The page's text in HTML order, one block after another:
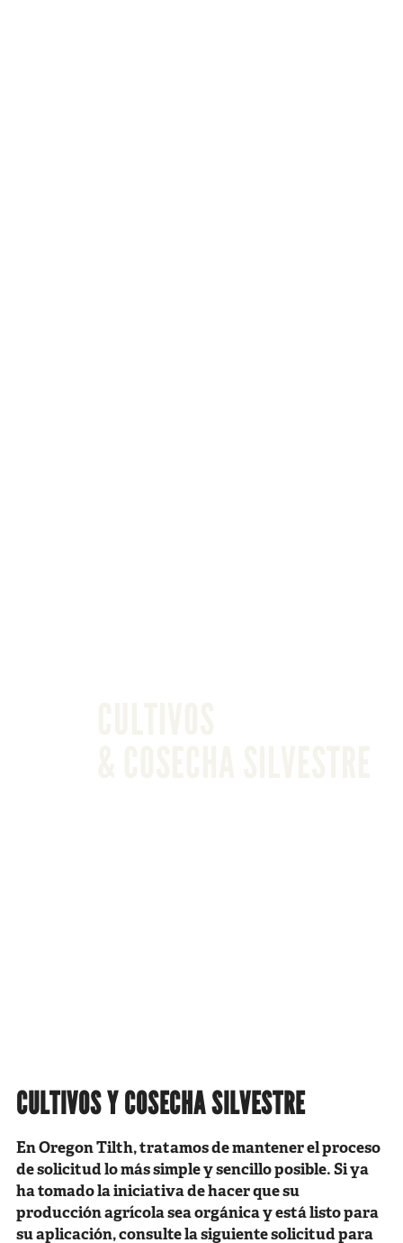
CULTIVOS Y COSECHA SILVESTRE
En Oregon Tilth, tratamos de mantener el proceso
de solicitud lo más simple y sencillo posible. Si ya
ha tomado la iniciativa de hacer que su
producción agrícola sea orgánica y está listo para
su aplicación, consulte la siguiente solicitud para